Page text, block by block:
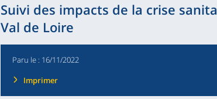
Suivi des impacts de la crise
Val de Loire
Paru le : 16/11/2022
Imprimer